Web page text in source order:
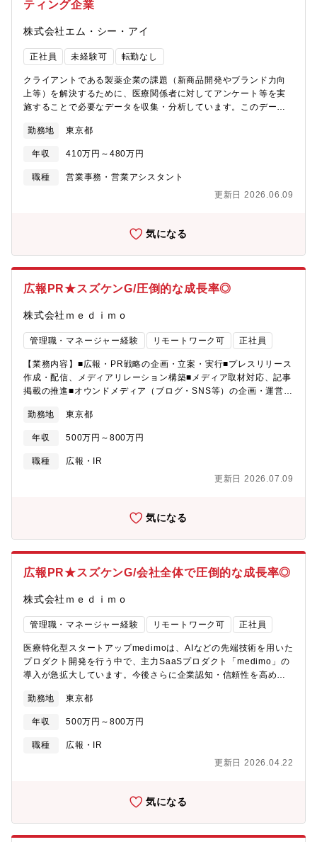
フの教育、管理等・試験毎の登録システムの受け入れテストの実
録システム等の変更）・システム設計および開発担当者、関連部
トの進捗管理および売上/利益管理※ 将来的には試験毎の責任者、
ースの状況に応じて、他のチームの業務（治験使用薬供給管理業
務全般）も担当して頂く可能性があります。【勤務形態】以下の
区分でのシフト勤務となります。＜区分＞①9時～17時30分②10
の時間帯は受託業務の状況により8:00～20:00の範囲で変更の可
能性あり＜就業日／休日＞・就業日：月～土（5日/週） ・休日：
日、年末年始（12/29～1/4） ※ 土曜勤務が発生した場合は同一週
内に振替休日を取得※ 稀に休日勤務が発生する場合があり、その
勤務（シフト勤務無し）※ 業務に慣れてからは、在宅によるオペ
までの目安は、概ね半年～１年程度です。【キャリアプラン】ま
ずは基本的なオペレーションスキルを身につけ、問い合わせ対応
やシステム入力などの実務を経験していただきます。その後は、
としての活躍を期待しています。また、適性や興味に応じて、製
と主体性を活かせる環境です。将来的には、複数のプロジェクト
を横断的に支え、チームや業務全体を牽引するマネジメント層と
しての成長も視野に入れています。
ティング企業
株式会社エム・シー・アイ
正社員 未経験可 転勤なし
クライアントである製薬企業の課題（新商品開発やブランド力向
上等）を解決するために、医療関係者に対してアンケート等を実
施することで必要なデータを収集・分析しています。このデータ
く、エンドユーザーである患者さんの生活の質の向上に役立って
います。まずは製薬業界やマーケティングリサーチについての知
識・スキルを蓄え、リサーチ部門のスペシャリストへとステップ
アップしていただきたいと考えています。＜業務内容＞■Web（オ
インインタビューの接続確認や画面切り替え、配信状況のチェッ
ます。Teams等のオンライン会議ツールの使用経験をお持ちの方
は歓迎いたします。■その他、業務改善やコンサルタントのサポー
ト業務等、関連業務＜業務と配属チームの特徴＞★カスタマイズ
型でプロジェクトを実施しているため、マニュアル業務ではな
く、一つ一つの業務に論理的な高い思考力が必要とされます。
勤務地 東京都
年収 410万円～480万円
職種
営業事務・営業アシスタント
更新日 2026.06.09
気になる
広報PR★スズケンG/圧倒的な成長率◎
株式会社ｍｅｄｉｍｏ
管理職・マネージャー経験 リモートワーク可 正社員
【業務内容】■広報・PR戦略の企画・立案・実行■プレスリリース
作成・配信、メディアリレーション構築■メディア取材対応、記事
掲載の推進■オウンドメディア（ブログ・SNS等）の企画・運営■
カンファレンス等の広報支援■社内向け広報活動の企画・運営■広
報活動の効果測定・レポート作成 など【募集背景】医療特化型ス
タートアップmedimoは、AIなどの先端技術を用いたプロダクト開
発を行う中で、主力SaaSプロダクト「medimo」の導入が急拡大
外広報および社内広報を戦略的に推進できる広報・PR担当を募集
力サービスを軸に、今後さらなるプロダクトの提供も予定されて
いるほど明確なビジョンがあります。■スタートアップでありなが
ら、研修動画も充実しており、未経験からチャレンジできる環境
です。実際に医療業界の経験がない方の入社も多数です。■医薬品
卸最大手のスズケンの参画になったことにより、圧倒的な成長力
を遂げております。
勤務地 東京都
年収 500万円～800万円
職種
広報・IR
更新日 2026.07.09
気になる
広報PR★スズケンG/会社全体で圧倒的な成長率◎
株式会社ｍｅｄｉｍｏ
管理職・マネージャー経験 リモートワーク可 正社員
医療特化型スタートアップmedimoは、AIなどの先端技術を用いた
プロダクト開発を行う中で、主力SaaSプロダクト「medimo」の
導入が急拡大しています。今後さらに企業認知・信頼性を高めて
PR担当を募集します。【業務内容】■広報・PR戦略の企画・立
案・実行■プレスリリース作成・配信、メディアリレーション構築
■メディア取材対応、記事掲載の推進■オウンドメディア（ブロ
グ・SNS等）の企画・運営■コーポレートサイトやブランドに関す
け広報活動の企画・運営■広報活動の効果測定・レポート作成 な
「medimo」を軸にさらなるプロダクトのリリースを予定している
当社において、企業認知・信頼性を高めていくことが必須である
ため募集いたします。【魅力】■当社が誇る主力SaaSプロダクト
「medimo」だけでなく、今後1年以内に複数の新規プロダクトを
勤務地 東京都
年収 500万円～800万円
職種
広報・IR
更新日 2026.04.22
気になる